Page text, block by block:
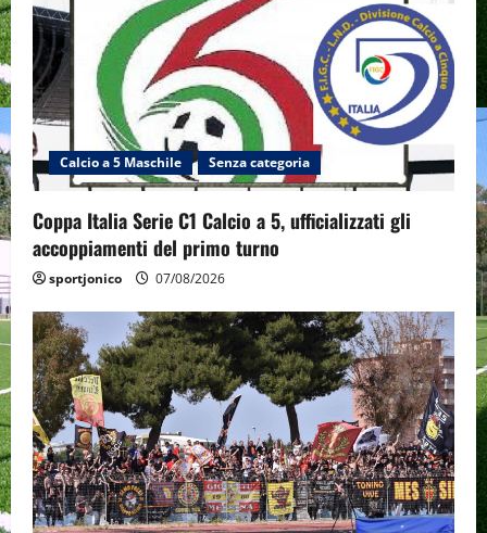
Calcio a 5 Maschile Senza categoria
Coppa Italia Serie C1 Calcio a 5, ufficializzati gli
accoppiamenti del primo turno
sportjonico 07/08/2026